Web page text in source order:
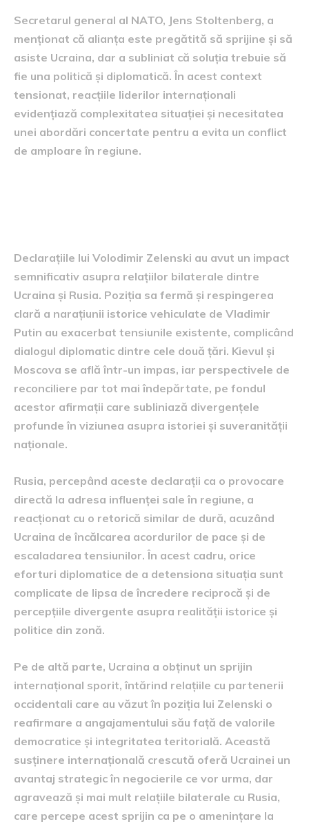
Secretarul general al NATO, Jens Stoltenberg, a
menționat că alianța este pregătită să sprijine și să
asiste Ucraina, dar a subliniat că soluția trebuie să
fie una politică și diplomatică. În acest context
tensionat, reacțiile liderilor internaționali
evidențiază complexitatea situației și necesitatea
unei abordări concertate pentru a evita un conflict
de amploare în regiune.
Declarațiile lui Volodimir Zelenski au avut un impact
semnificativ asupra relațiilor bilaterale dintre
Ucraina și Rusia. Poziția sa fermă și respingerea
clară a narațiunii istorice vehiculate de Vladimir
Putin au exacerbat tensiunile existente, complicând
dialogul diplomatic dintre cele două țări. Kievul și
Moscova se află într-un impas, iar perspectivele de
reconciliere par tot mai îndepărtate, pe fondul
acestor afirmații care subliniază divergențele
profunde în viziunea asupra istoriei și suveranității
naționale.
Rusia, percepând aceste declarații ca o provocare
directă la adresa influenței sale în regiune, a
reacționat cu o retorică similar de dură, acuzând
Ucraina de încălcarea acordurilor de pace și de
escaladarea tensiunilor. În acest cadru, orice
eforturi diplomatice de a detensiona situația sunt
complicate de lipsa de încredere reciprocă și de
percepțiile divergente asupra realității istorice și
politice din zonă.
Pe de altă parte, Ucraina a obținut un sprijin
internațional sporit, întărind relațiile cu partenerii
occidentali care au văzut în poziția lui Zelenski o
reafirmare a angajamentului său față de valorile
democratice și integritatea teritorială. Această
susținere internațională crescută oferă Ucrainei un
avantaj strategic în negocierile ce vor urma, dar
agravează și mai mult relațiile bilaterale cu Rusia,
care percepe acest sprijin ca pe o amenințare la